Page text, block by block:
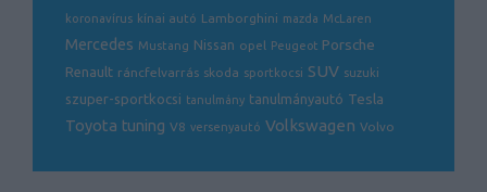
koronavírus kínai autó Lamborghini mazda McLaren
Mercedes Mustang Nissan opel Peugeot Porsche
Renault ráncfelvarrás skoda sportkocsi SUV suzuki
szuper-sportkocsi tanulmány tanulmányautó Tesla
Toyota tuning V8 versenyautó Volkswagen Volvo